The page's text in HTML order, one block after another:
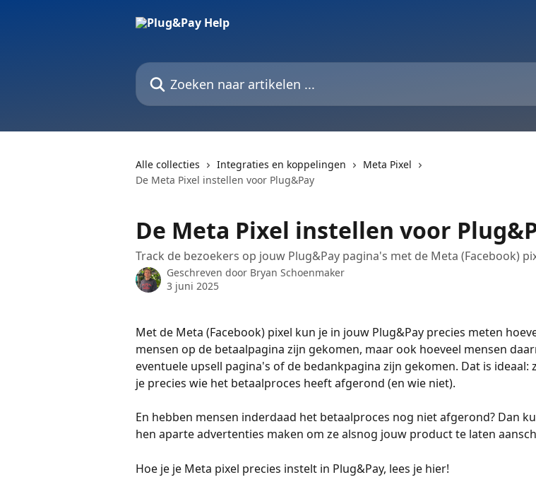
Zoeken naar artikelen ...
Alle collecties Integraties en koppelingen
Meta Pixel
De Meta Pixel instellen voor Plug&Pay
De Meta Pixel instellen voor
Track de bezoekers op jouw Plug&Pay pagina's met de Meta (Facebook)
Geschreven door Bryan Schoenmaker
3 juni 2025
Met de Meta (Facebook) pixel kun je in jouw Plug&Pay precies meten
mensen op de betaalpagina zijn gekomen, maar ook hoeveel mensen
eventuele upsell pagina's of de bedankpagina zijn gekomen. Dat is ideaal:
je precies wie het betaalproces heeft afgerond (en wie niet).
En hebben mensen inderdaad het betaalproces nog niet afgerond? Dan
hen aparte advertenties maken om ze alsnog jouw product te laten
Hoe je je Meta pixel precies instelt in Plug&Pay, lees je hier!